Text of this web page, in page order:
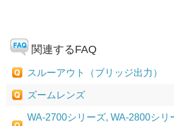
関連するFAQ
スルーアウト（ブリッジ出力）
ズームレンズ
WA-2700シリーズ, WA-2800シリ